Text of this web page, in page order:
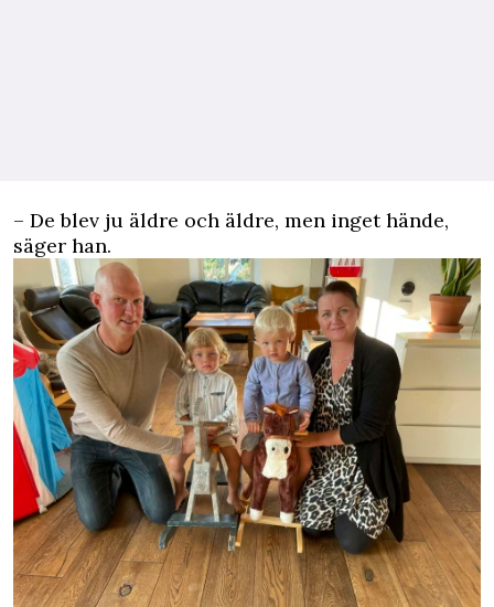
– De blev ju äldre och äldre, men inget hände,
säger han.